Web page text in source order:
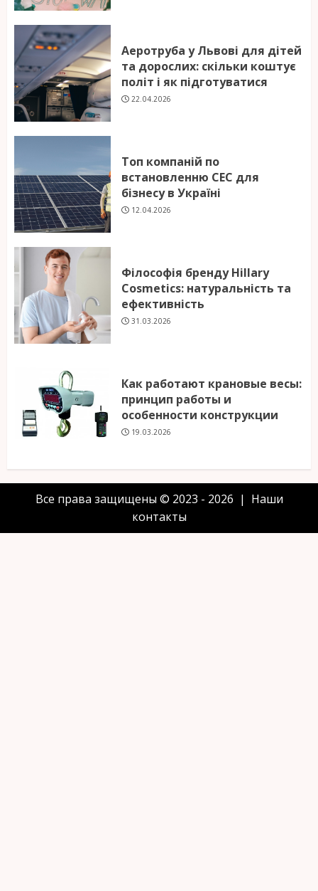
Аеротруба у Львові для дітей
та дорослих: скільки коштує
політ і як підготуватися
22.04.2026
Топ компаній по
встановленню СЕС для
бізнесу в Україні
12.04.2026
Філософія бренду Hillary
Cosmetics: натуральність та
ефективність
31.03.2026
Как работают крановые весы:
принцип работы и
особенности конструкции
19.03.2026
Все права защищены © 2023 - 2026 | Наши
контакты